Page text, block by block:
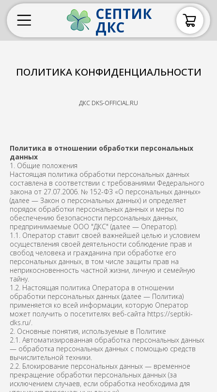
СЕПТИК
ДКС
ПОЛИТИКА КОНФИДЕНЦИАЛЬНОСТИ
ДКС DKS-OFFICIAL.RU
Политика в отношении обработки персональных
данных
1. Общие положения
Настоящая политика обработки персональных данных
составлена в соответствии с требованиями Федерального
закона от 27.07.2006. № 152-ФЗ «О персональных данных»
(далее — Закон о персональных данных) и определяет
порядок обработки персональных данных и меры по
обеспечению безопасности персональных данных,
предпринимаемые ООО "ДКС" (далее — Оператор).
1.1. Оператор ставит своей важнейшей целью и условием
осуществления своей деятельности соблюдение прав и
свобод человека и гражданина при обработке его
персональных данных, в том числе защиты прав на
неприкосновенность частной жизни, личную и семейную
тайну.
1.2. Настоящая политика Оператора в отношении
обработки персональных данных (далее — Политика)
применяется ко всей информации, которую Оператор
может получить о посетителях веб-сайта https://septiki-
dks.ru/.
2. Основные понятия, используемые в Политике
2.1. Автоматизированная обработка персональных данных
— обработка персональных данных с помощью средств
вычислительной техники.
2.2. Блокирование персональных данных — временное
прекращение обработки персональных данных (за
исключением случаев, если обработка необходима для